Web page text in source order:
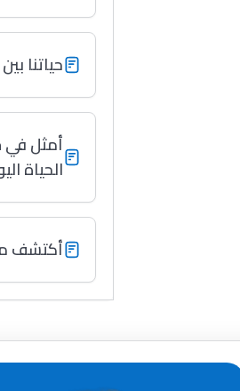
حياتنا
أمثل في
الحياة
أكتشف